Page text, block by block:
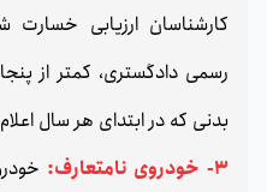
کارشناسان ارزیابی خسارت
بدنی که در ابتدای هر سال اعلام
3- خودروی نامتعارف: